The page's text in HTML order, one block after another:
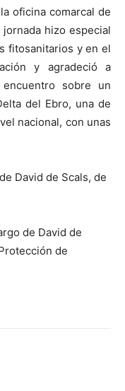
oficina comarcal de
hizo especial
fitosanitarios y en el
y agradeció a
sobre un
del Ebro, una de
nacional, con unas
de David de
de